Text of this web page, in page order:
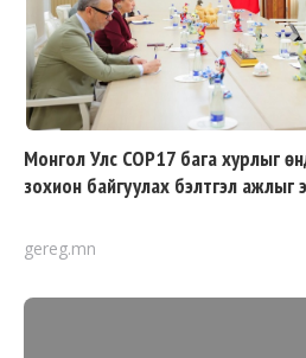
Монгол Улс COP17 бага хурлыг
зохион байгуулах бэлтгэл ажлыг
gereg.mn